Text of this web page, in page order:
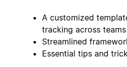
A customized
tracking across teams
Streamlined
Essential tips and